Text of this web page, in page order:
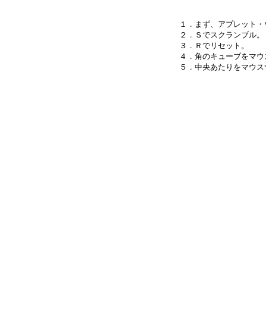
１．まず、アプレット
２．Ｓでスクランブル。
３．Ｒでリセット。
４．角のキューブをマ